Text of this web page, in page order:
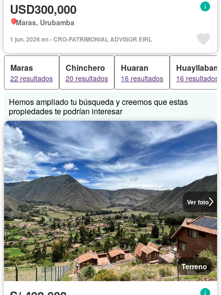
USD300,000
Maras, Urubamba
1 jun. 2026 en - CRO-PATRIMONIAL ADVISOR EIRL
Maras
22 resultados
Chinchero
20 resultados
Huaran
16 resultados 16 resultados
Hemos ampliado tu búsqueda y creemos que estas
propiedades te podrían interesar
Ver foto
Terreno